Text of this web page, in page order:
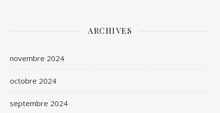
ARCHIVES
novembre 2024
octobre 2024
septembre 2024